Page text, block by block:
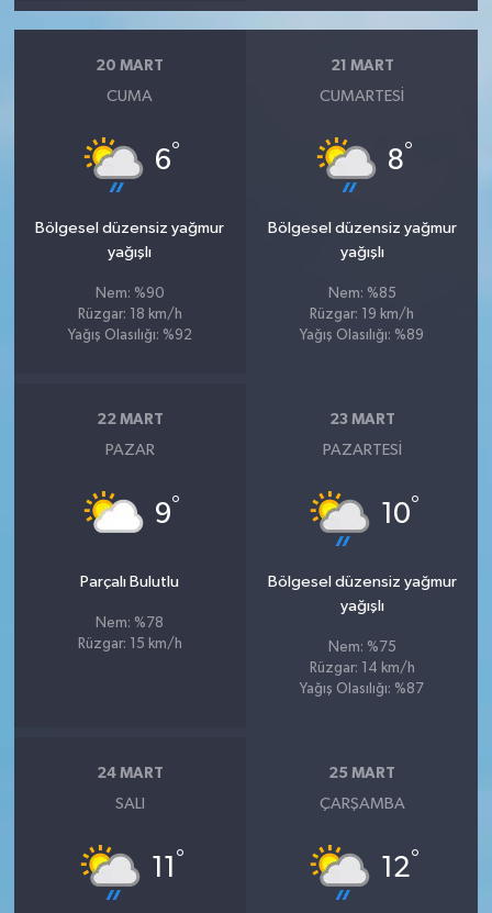
20 MART
CUMA
6°
Bölgesel düzensiz yağmur
yağışlı
Nem: %90
Rüzgar: 18 km/h
Yağış Olasılığı: %92
21 MART
CUMARTESI
8°
Bölgesel düzensiz yağmur
yağışlı
Nem: %85
Rüzgar: 19 km/h
Yağış Olasılığı: %89
22 MART
PAZAR
9°
Parçalı Bulutlu
Nem: %78
Rüzgar: 15 km/h
23 MART
PAZARTESI
10°
Bölgesel düzensiz yağmur
yağışlı
Nem: %75
Rüzgar: 14 km/h
Yağış Olasılığı: %87
24 MART
SALI
11 °
25 MART
ÇARŞAMBA
12°